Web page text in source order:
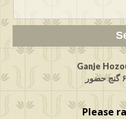
Ganje
Please